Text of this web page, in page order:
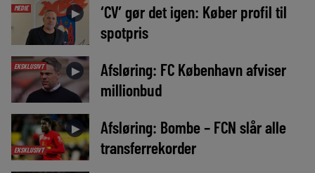
MEDIE ►
‘CV’ gør det igen: Køber profil til
spotpris
EKSKLUSIVT ►
Afsløring: FC København afviser
millionbud
EKSKLUSIVT
►
Afsløring: Bombe – FCN slår alle
transferrekorder